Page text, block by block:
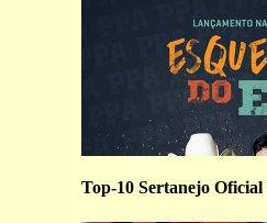
Top-10 Sertanejo Oficial